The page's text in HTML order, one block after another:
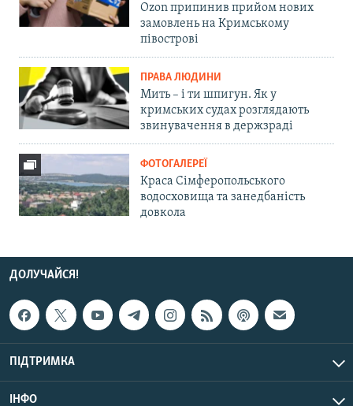
Ozon припинив прийом нових
замовлень на Кримському
півострові
ПРАВА ЛЮДИНИ
Мить – і ти шпигун. Як у
кримських судах розглядають
звинувачення в держзраді
ФОТОГАЛЕРЕЇ
Краса Сімферопольського
водосховища та занедбаність
довкола
ДОЛУЧАЙСЯ!
ПІДТРИМКА
ІНФО